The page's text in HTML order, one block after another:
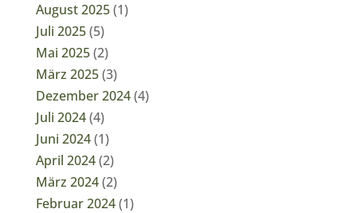
August 2025(1)
Juli 2025(5)
Mai 2025(2)
März 2025(3)
Dezember 2024(4)
Juli 2024(4)
Juni 2024(1)
April 2024(2)
März 2024(2)
Februar 2024(1)